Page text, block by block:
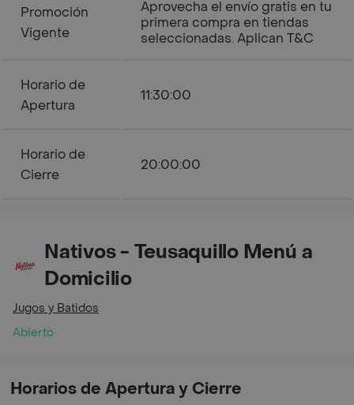
Promoción
Vigente
Aprovecha el envío gratis en tu
primera compra en tiendas
seleccionadas. Aplican T&C
Horario de
Apertura
11:30:00
Horario de
Cierre
20:00:00
Nativos - Teusaquillo Menú a
Domicilio
Jugos y Batidos
Abierto
Horarios de Apertura y Cierre